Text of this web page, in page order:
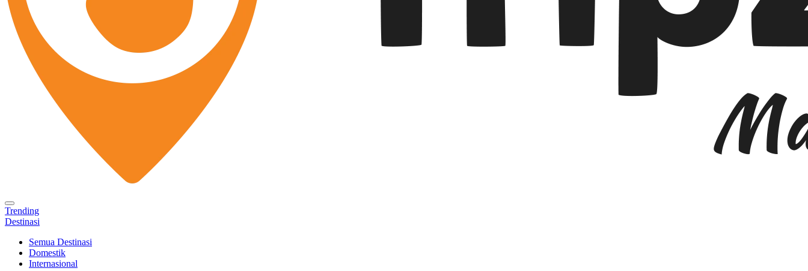
Trending
Destinasi
Semua Destinasi
Domestik
Internasional